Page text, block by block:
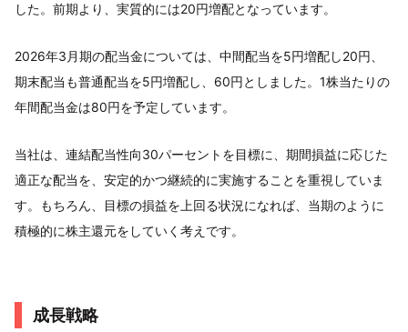
した。前期より、実質的には20円増配となっています。
2026年3月期の配当金については、中間配当を5円増配し20円、
期末配当も普通配当を5円増配し、60円としました。1株当たりの
年間配当金は80円を予定しています。
当社は、連結配当性向30パーセントを目標に、期間損益に応じた
適正な配当を、安定的かつ継続的に実施することを重視していま
す。もちろん、目標の損益を上回る状況になれば、当期のように
積極的に株主還元をしていく考えです。
成長戦略